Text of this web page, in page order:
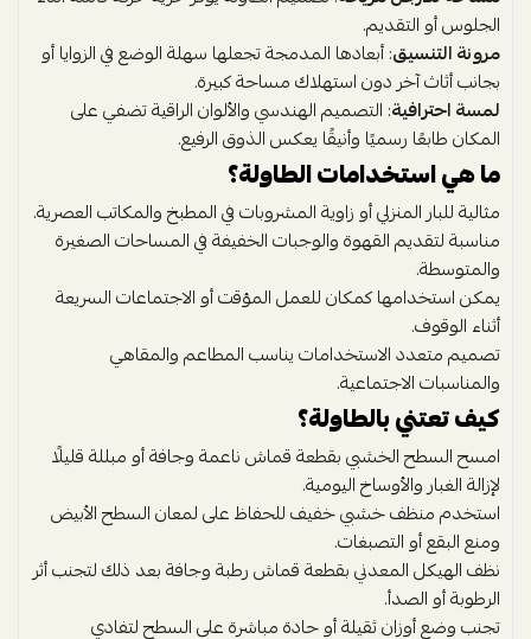
الجلوس أو التقديم.
مرونة التنسيق: أبعادها المدمجة تجعلها سهلة الوضع في الزوايا أو
بجانب أثاث آخر دون استهلاك مساحة كبيرة.
لمسة احترافية: التصميم الهندسي والألوان الراقية تضفي على
المكان طابعًا رسميًا وأنيقًا يعكس الذوق الرفيع.
ما هي استخدامات الطاولة؟
مثالية للبار المنزلي أو زاوية المشروبات في المطبخ والمكاتب العصرية.
مناسبة لتقديم القهوة والوجبات الخفيفة في المساحات الصغيرة
والمتوسطة.
يمكن استخدامها كمكان للعمل المؤقت أو الاجتماعات السريعة
أثناء الوقوف.
تصميم متعدد الاستخدامات يناسب المطاعم والمقاهي
والمناسبات الاجتماعية.
كيف تعتني بالطاولة؟
امسح السطح الخشبي بقطعة قماش ناعمة وجافة أو مبللة قليلًا
لإزالة الغبار والأوساخ اليومية.
استخدم منظف خشبي خفيف للحفاظ على لمعان السطح الأبيض
ومنع البقع أو التصبغات.
نظف الهيكل المعدني بقطعة قماش رطبة وجافة بعد ذلك لتجنب أثر
الرطوبة أو الصدأ.
تجنب وضع أوزان ثقيلة أو حادة مباشرة على السطح لتفادي